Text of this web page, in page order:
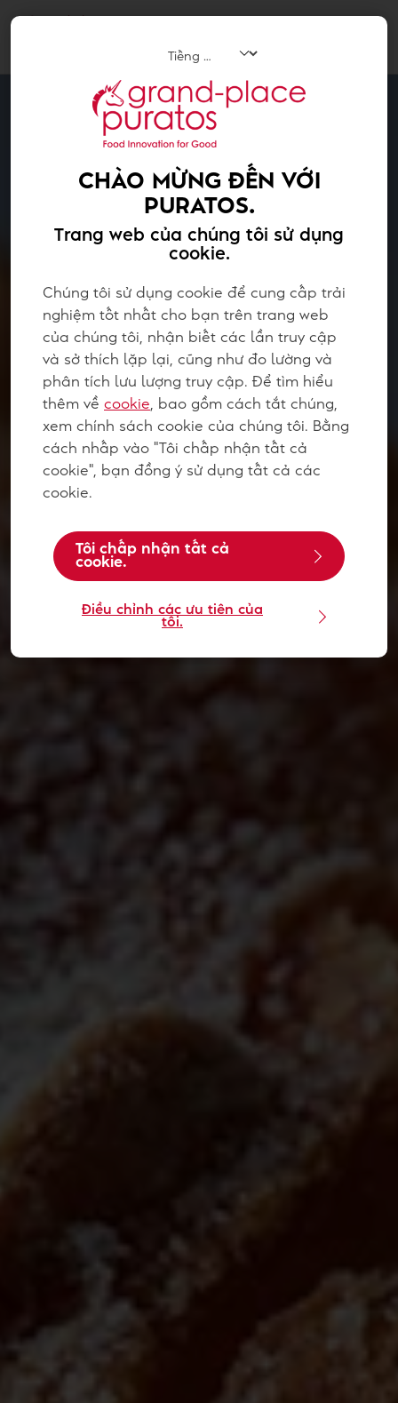
CHÀO MỪNG ĐẾN VỚI
PURATOS.
Trang web của chúng tôi sử dụng
cookie.
Chúng tôi sử dụng cookie để cung cấp trải
nghiệm tốt nhất cho bạn trên trang web
của chúng tôi, nhận biết các lần truy cập
và sở thích lặp lại, cũng như đo lường và
phân tích lưu lượng truy cập. Để tìm hiểu
thêm về cookie, bao gồm cách tắt chúng,
xem chính sách cookie của chúng tôi. Bằng
cách nhấp vào "Tôi chấp nhận tất cả
cookie", bạn đồng ý sử dụng tất cả các
cookie.
Tôi chấp nhận tất cả
cookie.
Điều chỉnh các ưu tiên của
tôi.